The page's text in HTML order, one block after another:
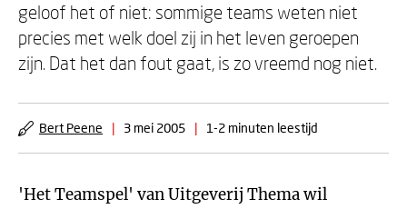
geloof het of niet: sommige teams weten niet
precies met welk doel zij in het leven geroepen
zijn. Dat het dan fout gaat, is zo vreemd nog niet.
Bert Peene | 3 mei 2005 | 1-2 minuten leestijd
'Het Teamspel' van Uitgeverij Thema wil